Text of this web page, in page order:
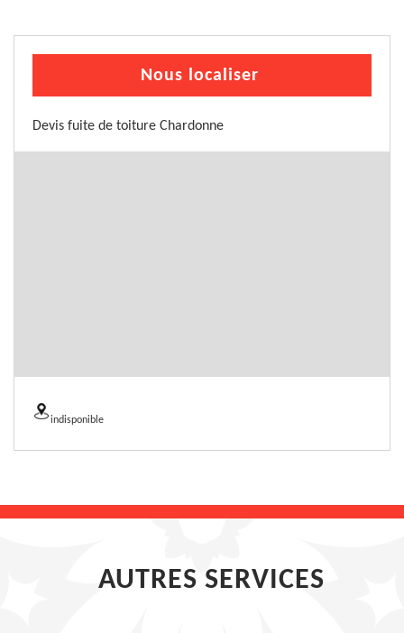
Nous localiser
Devis fuite de toiture Chardonne
indisponible
AUTRES SERVICES